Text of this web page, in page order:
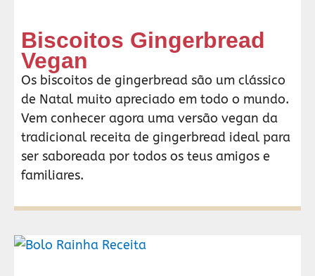
Biscoitos Gingerbread
Vegan
Os biscoitos de gingerbread são um clássico
de Natal muito apreciado em todo o mundo.
Vem conhecer agora uma versão vegan da
tradicional receita de gingerbread ideal para
ser saboreada por todos os teus amigos e
familiares.